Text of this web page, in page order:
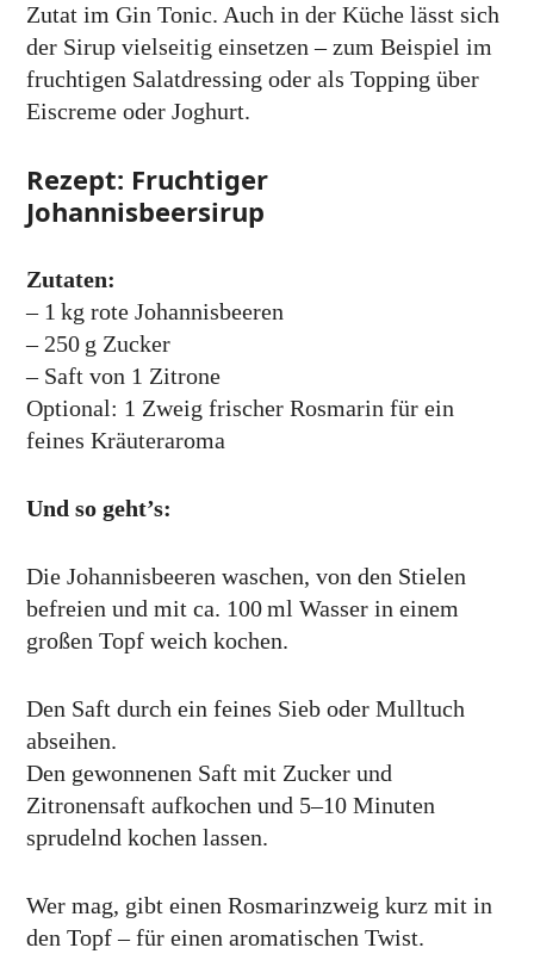
Zutat im Gin Tonic. Auch in der Küche lässt sich
der Sirup vielseitig einsetzen – zum Beispiel im
fruchtigen Salatdressing oder als Topping über
Eiscreme oder Joghurt.
Rezept: Fruchtiger
Johannisbeersirup
Zutaten:
– 1 kg rote Johannisbeeren
– 250 g Zucker
– Saft von 1 Zitrone
Optional: 1 Zweig frischer Rosmarin für ein
feines Kräuteraroma
Und so geht’s:
Die Johannisbeeren waschen, von den Stielen
befreien und mit ca. 100 ml Wasser in einem
großen Topf weich kochen.
Den Saft durch ein feines Sieb oder Mulltuch
abseihen.
Den gewonnenen Saft mit Zucker und
Zitronensaft aufkochen und 5–10 Minuten
sprudelnd kochen lassen.
Wer mag, gibt einen Rosmarinzweig kurz mit in
den Topf – für einen aromatischen Twist.